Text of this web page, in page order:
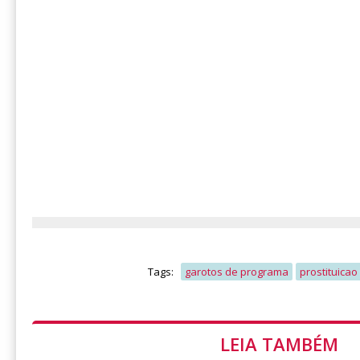
Tags: garotos de programa prostituicao
LEIA TAMBÉM